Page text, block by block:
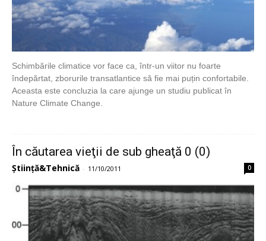
Schimbările climatice vor face ca, într-un viitor nu foarte
îndepărtat, zborurile transatlantice să fie mai puțin confortabile.
Aceasta este concluzia la care ajunge un studiu publicat în
Nature Climate Change.
În căutarea vieţii de sub gheaţă 0 (0)
Știință&Tehnică - 11/10/2011 0